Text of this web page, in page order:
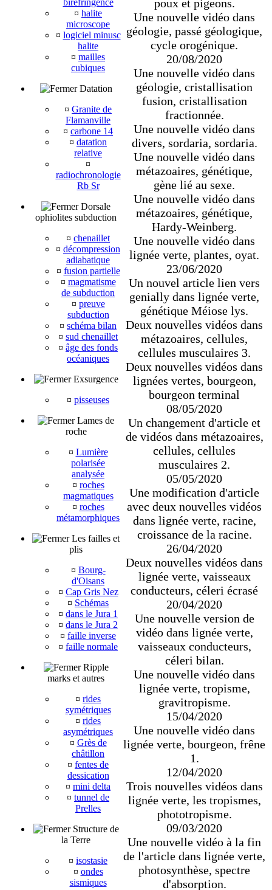
biréfringence
¤ halite
microscope
¤ logiciel minusc
halite
¤ mailles
cubiques
Datation
¤ Granite de
Flamanville
¤ carbone 14
¤ datation
relative
¤
radiochronologie
Rb Sr
Dorsale
ophiolites subduction
¤ chenaillet
¤ décompression
adiabatique
¤ fusion partielle
¤ magmatisme
de subduction
¤ preuve
subduction
¤ schéma bilan
¤ sud chenaillet
¤ âge des fonds
océaniques
Exsurgence
¤ pisseuses
Lames de
roche
¤ Lumière
polarisée
analysée
¤ roches
magmatiques
¤ roches
métamorphiques
Les failles et
plis
¤ Bourg-
d'Oisans
¤ Cap Gris Nez
¤ Schémas
¤ dans le Jura 1
¤ dans le Jura 2
¤ faille inverse
¤ faille normale
Ripple
marks et autres
¤ rides
symétriques
¤ rides
asymétriques
¤ Grès de
châtillon
¤ fentes de
dessication
¤ mini delta
¤ tunnel de
Prelles
Structure de
la Terre
¤ isostasie
¤ ondes
sismiques
poux et pigeons.
Une nouvelle vidéo dans
géologie, passé géologique,
cycle orogénique.
20/08/2020
Une nouvelle vidéo dans
géologie, cristallisation
fusion, cristallisation
fractionnée.
Une nouvelle vidéo dans
divers, sordaria, sordaria.
Une nouvelle vidéo dans
métazoaires, génétique,
gène lié au sexe.
Une nouvelle vidéo dans
métazoaires, génétique,
Hardy-Weinberg.
Une nouvelle vidéo dans
lignée verte, plantes, oyat.
23/06/2020
Un nouvel article lien vers
genially dans lignée verte,
génétique Méiose lys.
Deux nouvelles vidéos dans
métazoaires, cellules,
cellules musculaires 3.
Deux nouvelles vidéos dans
lignées vertes, bourgeon,
bourgeon terminal
08/05/2020
Un changement d'article et
de vidéos dans métazoaires,
cellules, cellules
musculaires 2.
05/05/2020
Une modification d'article
avec deux nouvelles vidéos
dans lignée verte, racine,
croissance de la racine.
26/04/2020
Deux nouvelles vidéos dans
lignée verte, vaisseaux
conducteurs, céleri écrasé
20/04/2020
Une nouvelle version de
vidéo dans lignée verte,
vaisseaux conducteurs,
céleri bilan.
Une nouvelle vidéo dans
lignée verte, tropisme,
gravitropisme.
15/04/2020
Une nouvelle vidéo dans
lignée verte, bourgeon, frêne
1.
12/04/2020
Trois nouvelles vidéos dans
lignée verte, les tropismes,
phototropisme.
09/03/2020
Une nouvelle vidéo à la fin
de l'article dans lignée verte,
photosynthèse, spectre
d'absorption.